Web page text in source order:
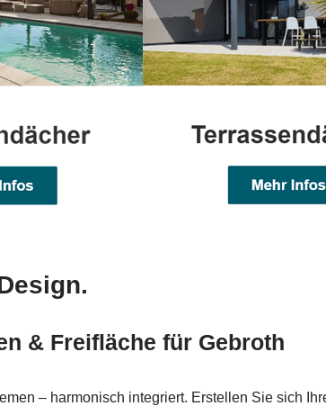
& Freifläche für Gebroth
– harmonisch integriert. Erstellen Sie sich